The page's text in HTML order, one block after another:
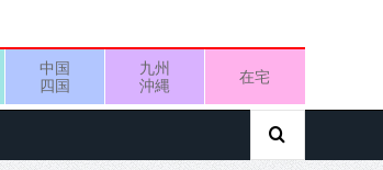
中国
四国
九州
沖縄
在宅